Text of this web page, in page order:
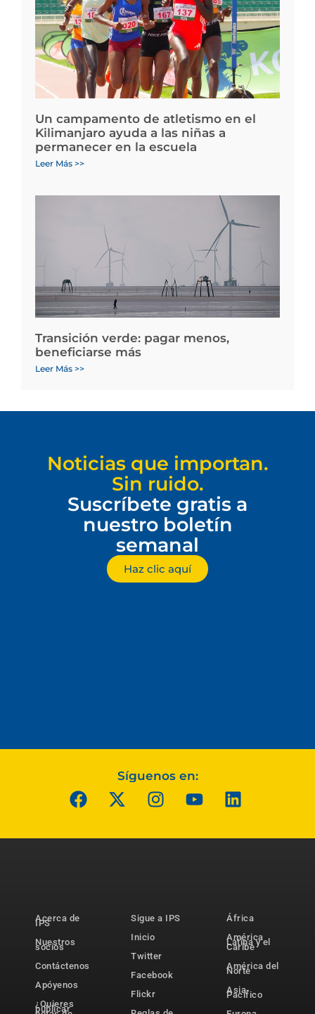
Un campamento de atletismo en el
Kilimanjaro ayuda a las niñas a
permanecer en la escuela
Leer Más >>
Transición verde: pagar menos,
beneficiarse más
Leer Más >>
Noticias que importan.
Sin ruido.
Suscríbete gratis a
nuestro boletín
semanal
Haz clic aquí
Síguenos en:
Acerca de
IPS
Nuestros
socios
Contáctenos
Apóyenos
¿Quieres
publicar
Sigue a IPS
Inicio
Twitter
Facebook
Flickr
África
América
Latina y el
Caribe
América del
Norte
Asia-
Pacífico